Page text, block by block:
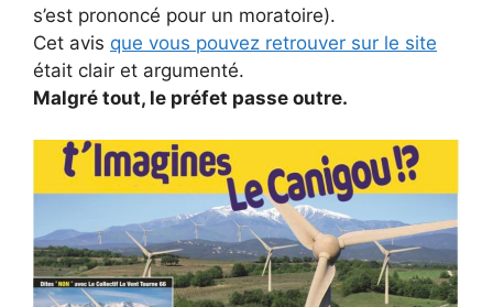
s’est prononcé pour un moratoire).
Cet avis que vous pouvez retrouver sur le site
était clair et argumenté.
Malgré tout, le préfet passe outre.